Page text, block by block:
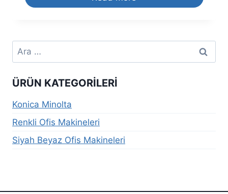
Arama:
ÜRÜN KATEGORILERI
Konica Minolta
Renkli Ofis Makineleri
Siyah Beyaz Ofis Makineleri